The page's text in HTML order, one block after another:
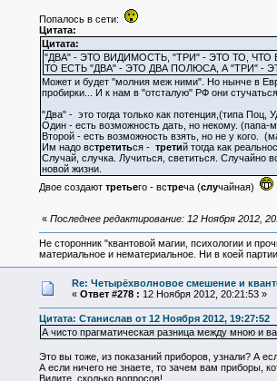
Попалось в сети:
Цитата:
Цитата:
"ДВА" - ЭТО ВИДИМОСТЬ, "ТРИ" - ЭТО ТО, ЧТО
ТО ЕСТЬ "ДВА" - ЭТО ДВА ПОЛЮСА, А "ТРИ" -
Может и будет "молния меж ними". Но нынче в
пробирки... И к нам в "отсталую" РФ они
"Два" - это тогда только как потенция,(типа Поц,
Один - есть возможность дать, но некому. (папа-
Второй - есть возможность взять, но не у кого.
Им надо встретиться - третий тогда как
Случай, случка. Лучиться, светиться. Случайно
новой жизни.
Двое создают третьего - встреча (случайная)
« Последнее редактирование: 12 Ноября 2012,
Не сторонник "квантовой магии, психологии и
материальное и нематериальное. Ни в коей
Re: Четырёхволновое смешение и
« Ответ #278 : 12 Ноября 2012, 20:21:53 »
Цитата: Станислав от 12 Ноября 2012, 19:27:52
А чисто прагматическая разница между мною и
Это вы тоже, из показаний приборов, узнали? А
А если ничего не знаете, то зачем вам приборы,
Видите, сколько вопросов!